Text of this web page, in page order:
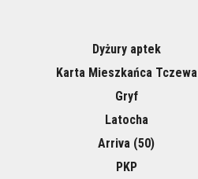
Dyżury aptek
Karta Mieszkańca Tczewa
Gryf
Latocha
Arriva (50)
PKP